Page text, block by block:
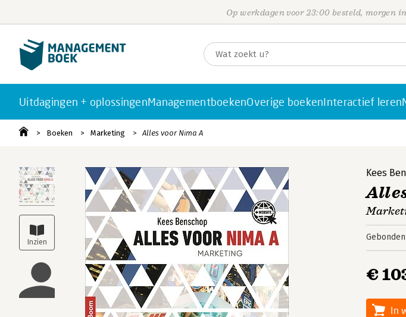
Op werkdagen voor 23:00 besteld, morgen
Uitdagingen + oplossingenManagementboekenOverige boekenInteractief leren
Boeken Marketing Alles voor Nima A
Kees
Gebonden
€
In